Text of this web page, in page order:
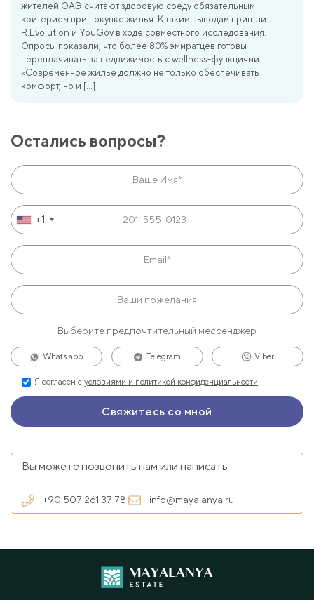
жителей ОАЭ считают здоровую среду обязательным
критерием при покупке жилья. К таким выводам пришли
R.Evolution и YouGov в ходе совместного исследования.
Опросы показали, что более 80% эмиратцев готовы
переплачивать за недвижимость с wellness-функциями.
«Современное жилье должно не только обеспечивать
комфорт, но и […]
Остались вопросы?
+1
Выберите предпочтительный мессенджер
Whats app Telegram Viber
Я согласен с условиями и политикой конфиденциальности
Вы можете позвонить нам или написать
+90 507 261 37 78 info@mayalanya.ru